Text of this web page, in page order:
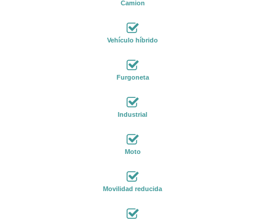
Camion
Vehículo híbrido
Furgoneta
Industrial
Moto
Movilidad reducida